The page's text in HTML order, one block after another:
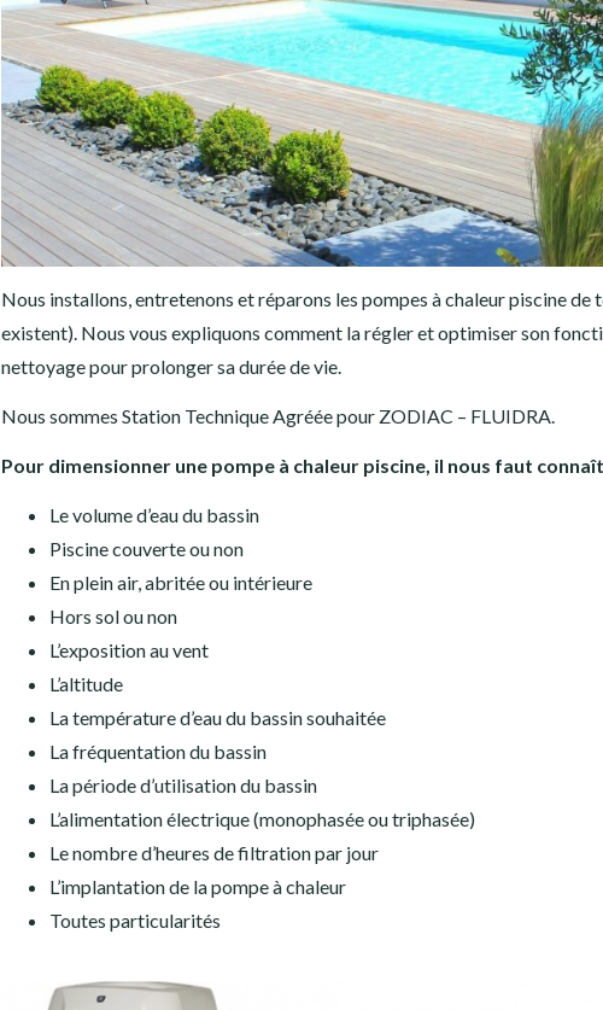
Nous installons, entretenons et réparons les pompes à chaleur piscine de
existent). Nous vous expliquons comment la régler et optimiser son
nettoyage pour prolonger sa durée de vie.
Nous sommes Station Technique Agréée pour ZODIAC – FLUIDRA.
Pour dimensionner une pompe à chaleur piscine, il nous faut
Le volume d’eau du bassin
Piscine couverte ou non
En plein air, abritée ou intérieure
Hors sol ou non
L’exposition au vent
L’altitude
La température d’eau du bassin souhaitée
La fréquentation du bassin
La période d’utilisation du bassin
L’alimentation électrique (monophasée ou triphasée)
Le nombre d’heures de filtration par jour
L’implantation de la pompe à chaleur
Toutes particularités